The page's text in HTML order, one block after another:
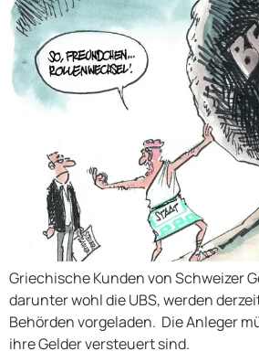
Griechische Kunden von Schweizer
darunter wohl die UBS, werden
Behörden vorgeladen. Die Anleger
ihre Gelder versteuert sind.